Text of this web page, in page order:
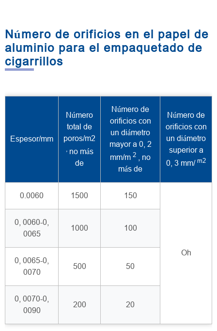
Número de orificios en el papel de
aluminio para el empaquetado de
cigarrillos
Espesor/mm
Número
total de
poros/m2
no más
de
Número de
orificios con
un diámetro
mayor a 0, 2
mm/m 2 , no
más de
Número de
orificios con
un diámetro
superior a
0, 3 mm/ m2
0.0060 1500 150
Oh
0, 0060-0,
0065
1000 100
0, 0065-0,
0070
500 50
0, 0070-0,
0090
200 20